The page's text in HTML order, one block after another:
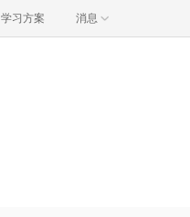
学习方案 消息